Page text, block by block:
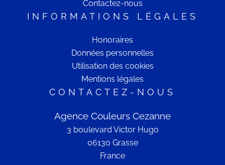
Contactez-nous
INFORMATIONS LÉGALES
Honoraires
Données personnelles
Utilisation des cookies
Mentions légales
CONTACTEZ-NOUS
Agence Couleurs Cezanne
3 boulevard Victor Hugo
06130 Grasse
France